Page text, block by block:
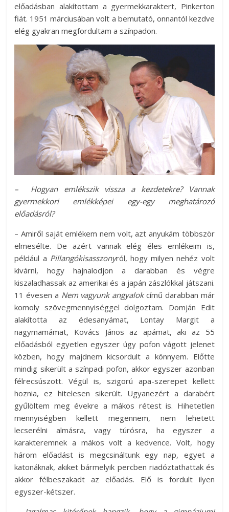
előadásban alakítottam a gyermekkaraktert, Pinkerton
fiát. 1951 márciusában volt a bemutató, onnantól kezdve
elég gyakran megfordultam a színpadon.
– Hogyan emlékszik vissza a kezdetekre? Vannak
gyermekkori emlékképei egy-egy meghatározó
előadásról?
– Amiről saját emlékem nem volt, azt anyukám többször
elmesélte. De azért vannak elég éles emlékeim is,
például a Pillangókisasszonyról, hogy milyen nehéz volt
kivárni, hogy hajnalodjon a darabban és végre
kiszaladhassak az amerikai és a japán zászlókkal játszani.
11 évesen a Nem vagyunk angyalokcímű darabban már
komoly szövegmennyiséggel dolgoztam. Domján Edit
alakította az édesanyámat, Lontay Margit a
nagymamámat, Kovács János az apámat, aki az 55
előadásból egyetlen egyszer úgy pofon vágott jelenet
közben, hogy majdnem kicsordult a könnyem. Előtte
mindig sikerült a színpadi pofon, akkor egyszer azonban
félrecsúszott. Végül is, szigorú apa-szerepet kellett
hoznia, ez hitelesen sikerült. Ugyanezért a darabért
gyűlöltem meg évekre a mákos rétest is. Hihetetlen
mennyiségben kellett megennem, nem lehetett
lecserélni almásra, vagy túrósra, ha egyszer a
karakteremnek a mákos volt a kedvence. Volt, hogy
három előadást is megcsináltunk egy nap, egyet a
katonáknak, akiket bármelyik percben riadóztathattak és
akkor félbeszakadt az előadás. Elő is fordult ilyen
egyszer-kétszer.